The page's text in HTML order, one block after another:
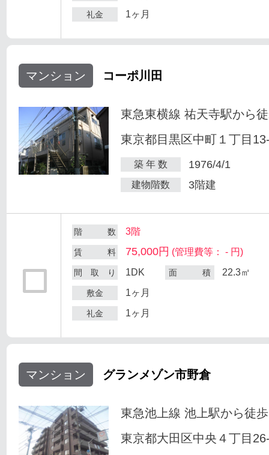
礼金 1ヶ月
マンション コーポ川田
東急東横線 祐天寺駅から
東京都目黒区中町１丁目
築 年 数 1976/4/1
建物階数 3階建
階 数 3階
賃 料 75,000円 (管理費等： - 円)
間 取 り 1DK 面 積 22.3㎡
敷金 1ヶ月
礼金 1ヶ月
マンション グランメゾン市野倉
東急池上線 池上駅から徒
東京都大田区中央４丁目